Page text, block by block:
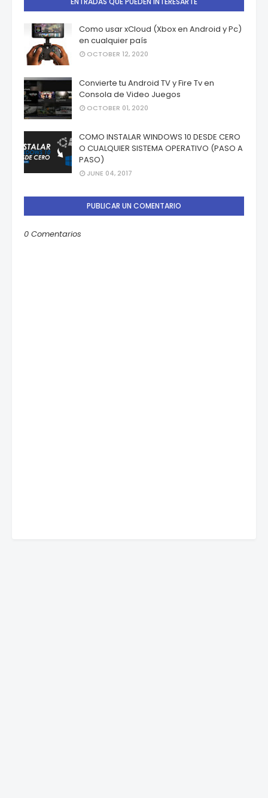
Como usar xCloud (Xbox en Android y Pc)
en cualquier país
OCTOBER 12, 2020
Convierte tu Android TV y Fire Tv en
Consola de Video Juegos
OCTOBER 01, 2020
COMO INSTALAR WINDOWS 10 DESDE CERO
O CUALQUIER SISTEMA OPERATIVO (PASO A
PASO)
JUNE 04, 2017
PUBLICAR UN COMENTARIO
0 Comentarios